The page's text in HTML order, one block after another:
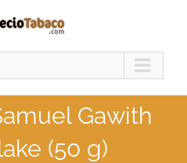
Gawith
(50 g)